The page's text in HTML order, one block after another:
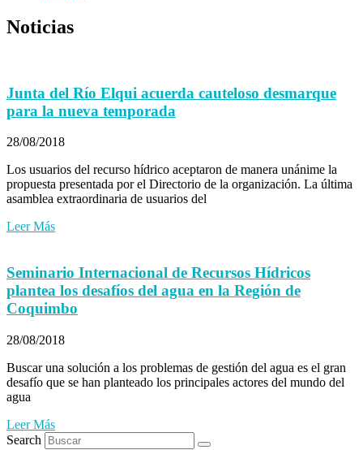
Noticias
Junta del Río Elqui acuerda cauteloso desmarque
para la nueva temporada
28/08/2018
Los usuarios del recurso hídrico aceptaron de manera unánime la
propuesta presentada por el Directorio de la organización. La última
asamblea extraordinaria de usuarios del
Leer Más
Seminario Internacional de Recursos Hídricos
plantea los desafíos del agua en la Región de
Coquimbo
28/08/2018
Buscar una solución a los problemas de gestión del agua es el gran
desafío que se han planteado los principales actores del mundo del
agua
Leer Más
Search